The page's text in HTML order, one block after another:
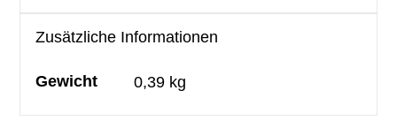
Zusätzliche Informationen
Gewicht 0,39 kg